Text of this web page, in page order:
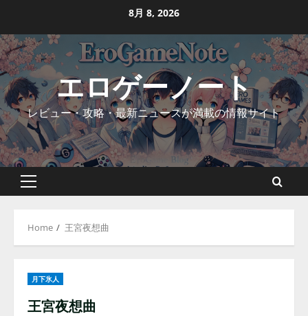
content
8月 8, 2026
エロゲーノート
レビュー・攻略・最新ニュースが満載の情報サイト
Primary
Home 王宮夜想曲
月下氷人
王宮夜想曲